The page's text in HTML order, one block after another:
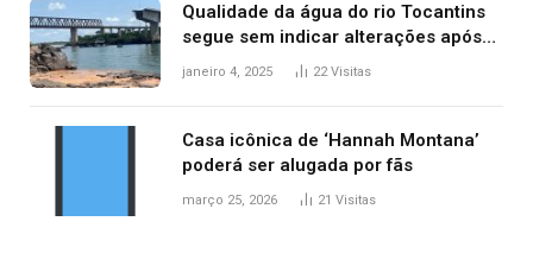
Qualidade da água do rio Tocantins
segue sem indicar alterações após
desabamento da ponte entre MA e
janeiro 4, 2025 22Visitas
Casa icônica de ‘Hannah Montana’
poderá ser alugada por fãs
março 25, 2026 21 Visitas